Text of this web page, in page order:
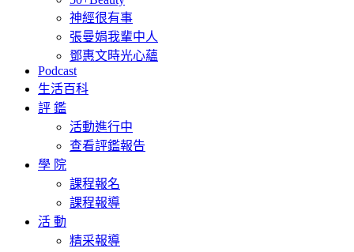
神經很有事
張曼娟我輩中人
鄧惠文時光心蘊
Podcast
生活百科
評 鑑
活動進行中
查看評鑑報告
學 院
課程報名
課程報導
活 動
精采報導